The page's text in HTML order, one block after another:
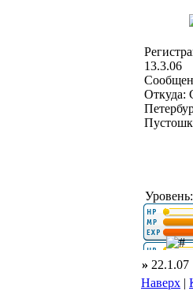
13.3.06
Откуда:
Уровень:
» 22.1.07
Наверх |